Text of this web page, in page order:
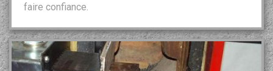
faire confiance.